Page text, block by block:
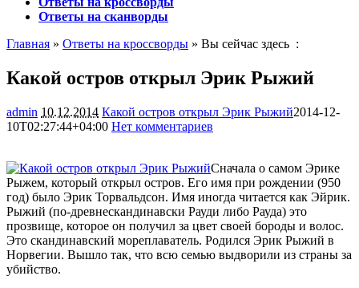
Ответы на сканворды
Главная » Ответы на кроссворды » Вы сейчас здесь :
Какой остров открыл Эрик Рыжий
admin 10.12.2014 Какой остров открыл Эрик Рыжий2014-12-
10T02:27:44+04:00 Нет комментариев
Сначала о самом Эрике
Рыжем, который открыл остров. Его имя при рождении (950
год) было Эрик Торвальдсон. Имя иногда читается как Эйрик.
Рыжий (по-древнескандинавски Рауди либо Рауда) это
прозвище, которое он получил за цвет своей бороды и волос.
Это скандинавский мореплаватель. Родился Эрик Рыжий в
Норвегии. Вышло так, что всю семью выдворили из страны за
убийство.